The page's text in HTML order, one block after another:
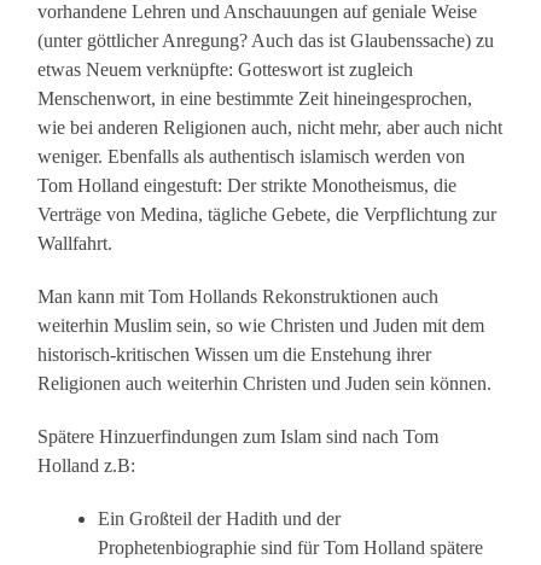
vorhandene Lehren und Anschauungen auf geniale Weise
(unter göttlicher Anregung? Auch das ist Glaubenssache) zu
etwas Neuem verknüpfte: Gotteswort ist zugleich
Menschenwort, in eine bestimmte Zeit hineingesprochen,
wie bei anderen Religionen auch, nicht mehr, aber auch nicht
weniger. Ebenfalls als authentisch islamisch werden von
Tom Holland eingestuft: Der strikte Monotheismus, die
Verträge von Medina, tägliche Gebete, die Verpflichtung zur
Wallfahrt.
Man kann mit Tom Hollands Rekonstruktionen auch
weiterhin Muslim sein, so wie Christen und Juden mit dem
historisch-kritischen Wissen um die Enstehung ihrer
Religionen auch weiterhin Christen und Juden sein können.
Spätere Hinzuerfindungen zum Islam sind nach Tom
Holland z.B:
Ein Großteil der Hadith und der
Prophetenbiographie sind für Tom Holland spätere